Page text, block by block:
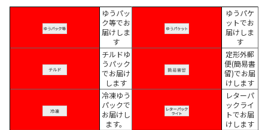
ゆうパッ
ク等でお
届けしま
す
ゆうパケ
ットでお
届けしま
す
チルドゆ
うパック
でお届け
します
定形外郵
便(簡易書
留)でお届
けします
冷凍ゆう
パックで
お届けし
ます。
レターパ
ックライ
トでお届
けします